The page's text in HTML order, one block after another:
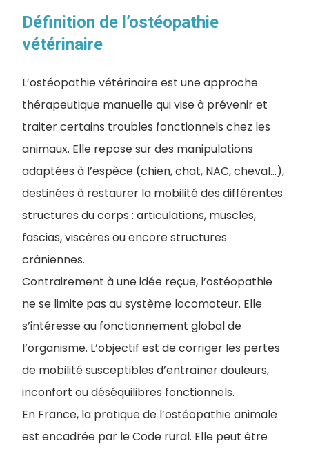
Définition de l’ostéopathie
vétérinaire
L’ostéopathie vétérinaire est une approche
thérapeutique manuelle qui vise à prévenir et
traiter certains troubles fonctionnels chez les
animaux. Elle repose sur des manipulations
adaptées à l’espèce (chien, chat, NAC, cheval…),
destinées à restaurer la mobilité des différentes
structures du corps : articulations, muscles,
fascias, viscères ou encore structures
crâniennes.
Contrairement à une idée reçue, l’ostéopathie
ne se limite pas au système locomoteur. Elle
s’intéresse au fonctionnement global de
l’organisme. L’objectif est de corriger les pertes
de mobilité susceptibles d’entraîner douleurs,
inconfort ou déséquilibres fonctionnels.
En France, la pratique de l’ostéopathie animale
est encadrée par le Code rural. Elle peut être